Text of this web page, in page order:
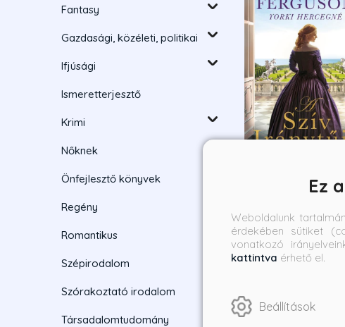
Fantasy
Gazdasági, közéleti, politikai
Ifjúsági
Ismeretterjesztő
Krimi
Nőknek
Önfejlesztő könyvek
Regény
Romantikus
Szépirodalom
Szórakoztató irodalom
Társadalomtudomány
A szív iránytűje
Sarah Ferguson
rcegné
Borító ár: Online ár:
Ez
Weboldalunk
érdekében sütiket
vonatkozó
kattintva érhető el.
Beállítások